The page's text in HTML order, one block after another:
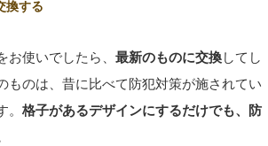
換する
使いでしたら、 最新のものに交換してし
ものは、昔に比べて防犯対策が施されてい
格子があるデザインにするだけでも、防